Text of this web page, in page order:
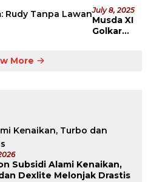
July 8, 2025
Musda XI
Golkar
More
Subsidi Alami Kenaikan,
Dexlite Melonjak Drastis